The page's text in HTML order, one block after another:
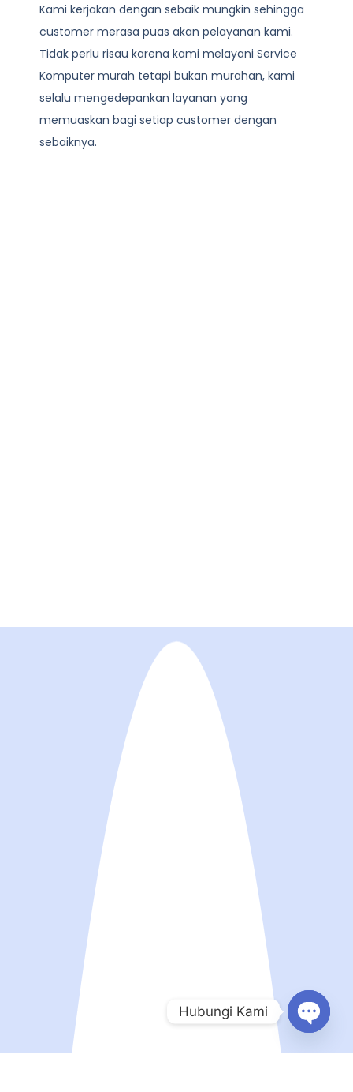
Kami kerjakan dengan sebaik mungkin sehingga
customer merasa puas akan pelayanan kami.
Tidak perlu risau karena kami melayani Service
Komputer murah tetapi bukan murahan, kami
selalu mengedepankan layanan yang
memuaskan bagi setiap customer dengan
sebaiknya.
Hubungi Kami